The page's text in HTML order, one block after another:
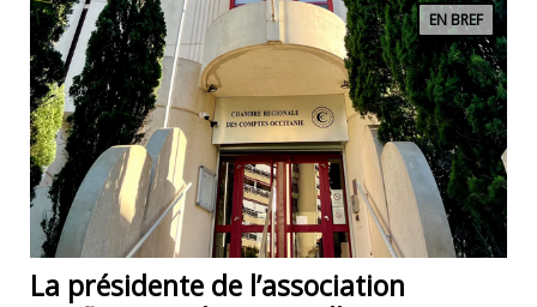
EN BREF
La présidente de l’association